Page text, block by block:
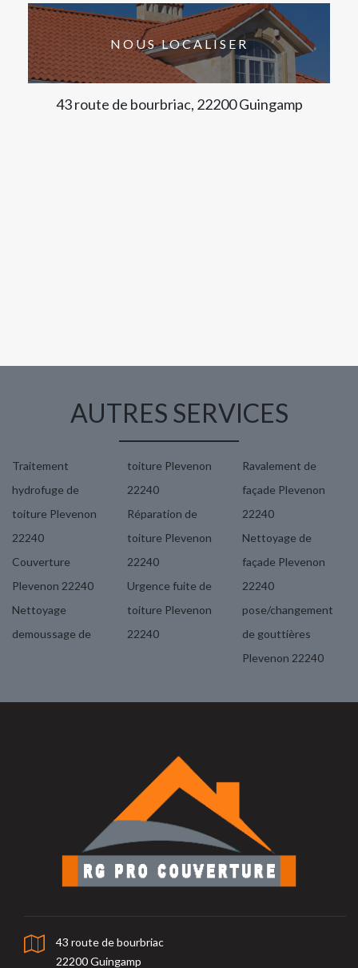
NOUS LOCALISER
43 route de bourbriac, 22200 Guingamp
AUTRES SERVICES
Traitement
hydrofuge de
toiture Plevenon
22240
Couverture
Plevenon 22240
Nettoyage
demoussage de
toiture Plevenon
22240
Réparation de
toiture Plevenon
22240
Urgence fuite de
toiture Plevenon
22240
Ravalement de
façade Plevenon
22240
Nettoyage de
façade Plevenon
22240
pose/changement
de gouttières
Plevenon 22240
43 route de bourbriac
22200 Guingamp